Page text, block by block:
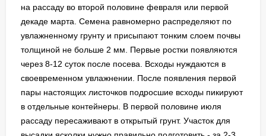
на рассаду во второй половине февраля или первой
декаде марта. Семена равномерно распределяют по
увлажненному грунту и присыпают тонким слоем почвы
толщиной не больше 2 мм. Первые ростки появляются
через 8-12 суток после посева. Всходы нуждаются в
своевременном увлажнении. После появления первой
пары настоящих листочков подросшие всходы пикируют
в отдельные контейнеры. В первой половине июля
рассаду пересаживают в открытый грунт. Участок для